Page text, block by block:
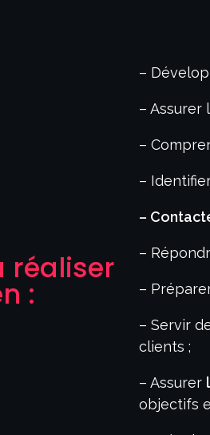
réaliser
:
–
– Assurer
–
–
–
–
–
– Servir
clients ;
– Assurer
objectifs